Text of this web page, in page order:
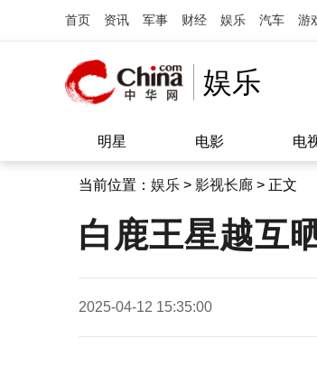
首页 资讯 军事 财经 娱乐 汽车 游
娱乐
明星 电影 电
当前位置： 娱乐 > 影视长廊 > 正文
白鹿王星越互
2025-04-12 15:35:00